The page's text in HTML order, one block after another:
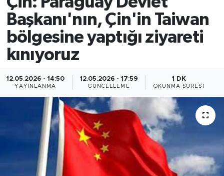
Başkanı'nın, Çin'in Taiwan
bölgesine yaptığı ziyareti
kınıyoruz
12.05.2026 - 14:50
YAYINLANMA
12.05.2026 - 17:59
GÜNCELLEME
1 DK
OKUNMA SÜRESI
Politika
Kültür - Sanat ve Tarih
Yaşam
Bilim ve Teknoloji
Çin Fuarları
Gündem